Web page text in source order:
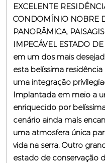
EXCELENTE
CONDOMÍNIO NOBRE
PANORÂMICA,
IMPECÁVEL ESTADO
em um dos mais
esta belíssima
uma integração
Implantada em meio a
enriquecido por
cenário ainda mais
uma atmosfera única
vida na serra. Outro
estado de conservação